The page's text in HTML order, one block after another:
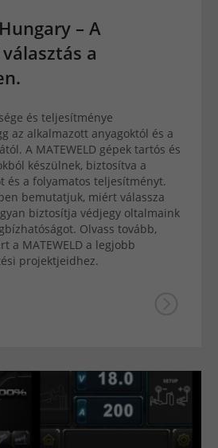
– A
a
és teljesítménye
az alkalmazott anyagoktól és a
A MATEWELD gépek tartós és
készülnek, biztosítva a
és a folyamatos teljesítményt.
bemutatjuk, miért válassza
biztosítja védjegy oltalmaink
Olvass tovább,
a MATEWELD a legjobb
projektjeidhez.